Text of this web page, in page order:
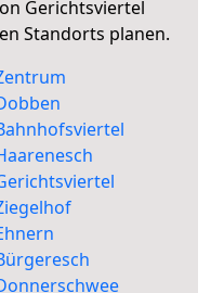
Gerichtsviertel
Standorts planen.